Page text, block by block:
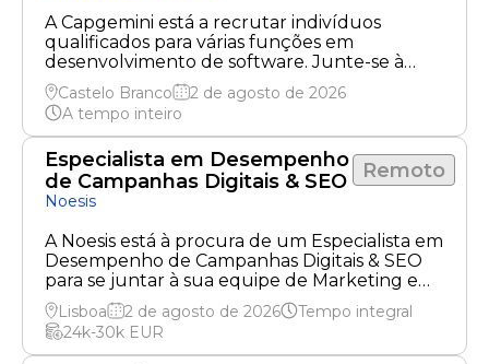
A Capgemini está a recrutar indivíduos
qualificados para várias funções em
desenvolvimento de software. Junte-se à
nossa equipa dinâmica.
Castelo Branco
2 de agosto de 2026
A tempo inteiro
Especialista em Desempenho
de Campanhas Digitais & SEO
Remoto
Noesis
A Noesis está à procura de um Especialista em
Desempenho de Campanhas Digitais & SEO
para se juntar à sua equipe de Marketing e
otimizar estratégias digitais.
Lisboa 2 de agosto de 2026
Tempo integral
24k-30k EUR